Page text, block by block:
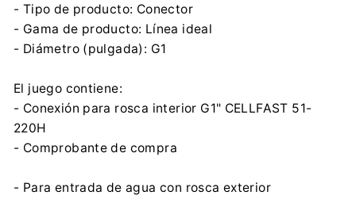
- Tipo de producto: Conector
- Gama de producto: Línea ideal
- Diámetro (pulgada): G1
El juego contiene:
- Conexión para rosca interior G1" CELLFAST 51-
220H
- Comprobante de compra
- Para entrada de agua con rosca exterior